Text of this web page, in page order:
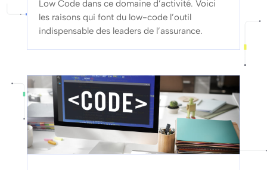
Low Code dans ce domaine d’activité. Voici
les raisons qui font du low-code l’outil
indispensable des leaders de l’assurance.